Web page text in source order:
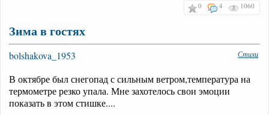
0 4 1060
Зима в гостях
bolshakova_1953 Стихи
В октябре был снегопад с сильным ветром,температура на
термометре резко упала. Мне захотелось свои эмоции
показать в этом стишке....